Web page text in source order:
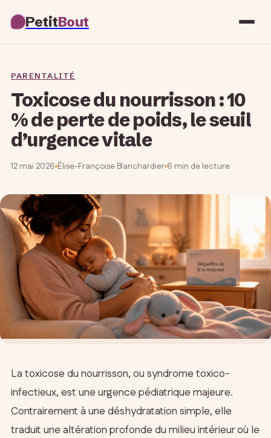
PetitBout
PARENTALITÉ
Toxicose du nourrisson : 10
% de perte de poids, le seuil
d’urgence vitale
12 mai 2026·Élise-Françoise Blanchardier·6 min de lecture
La toxicose du nourrisson, ou syndrome toxico-
infectieux, est une urgence pédiatrique majeure.
Contrairement à une déshydratation simple, elle
traduit une altération profonde du milieu intérieur où le